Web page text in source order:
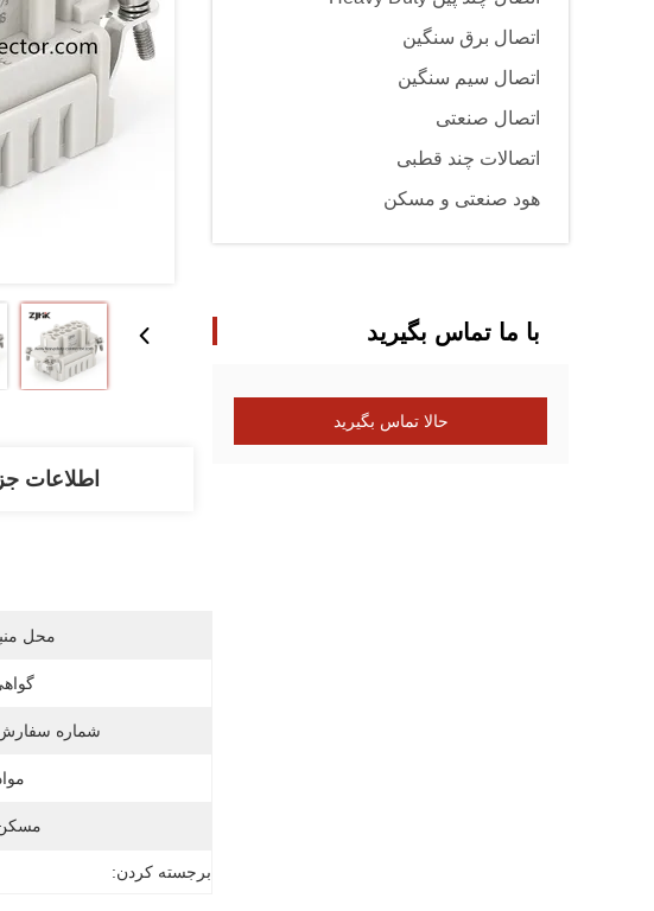
اتصال برق سنگین
اتصال سیم سنگین
اتصال صنعتی
اتصالات چند قطبی
هود صنعتی و مسکن
با ما تماس بگیرید
حالا تماس بگیرید
اطلاعات
محل
شماره
برجسته کردن: